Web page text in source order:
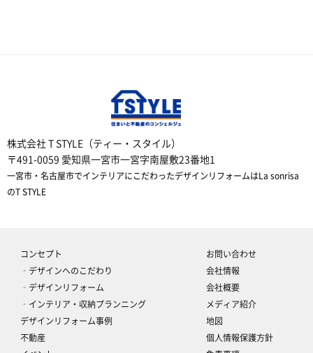
株式会社 T STYLE（ティー・スタイル）
〒491-0059 愛知県一宮市一宮字南屋敷23番地1
一宮市・名古屋市でインテリアにこだわったデザインリフォームはLa sonrisa
のT STYLE
コンセプト
‐デザインへのこだわり
‐デザインリフォーム
‐インテリア・収納プランニング
デザインリフォーム事例
不動産
お問い合わせ
会社情報
会社概要
メディア紹介
地図
個人情報保護方針